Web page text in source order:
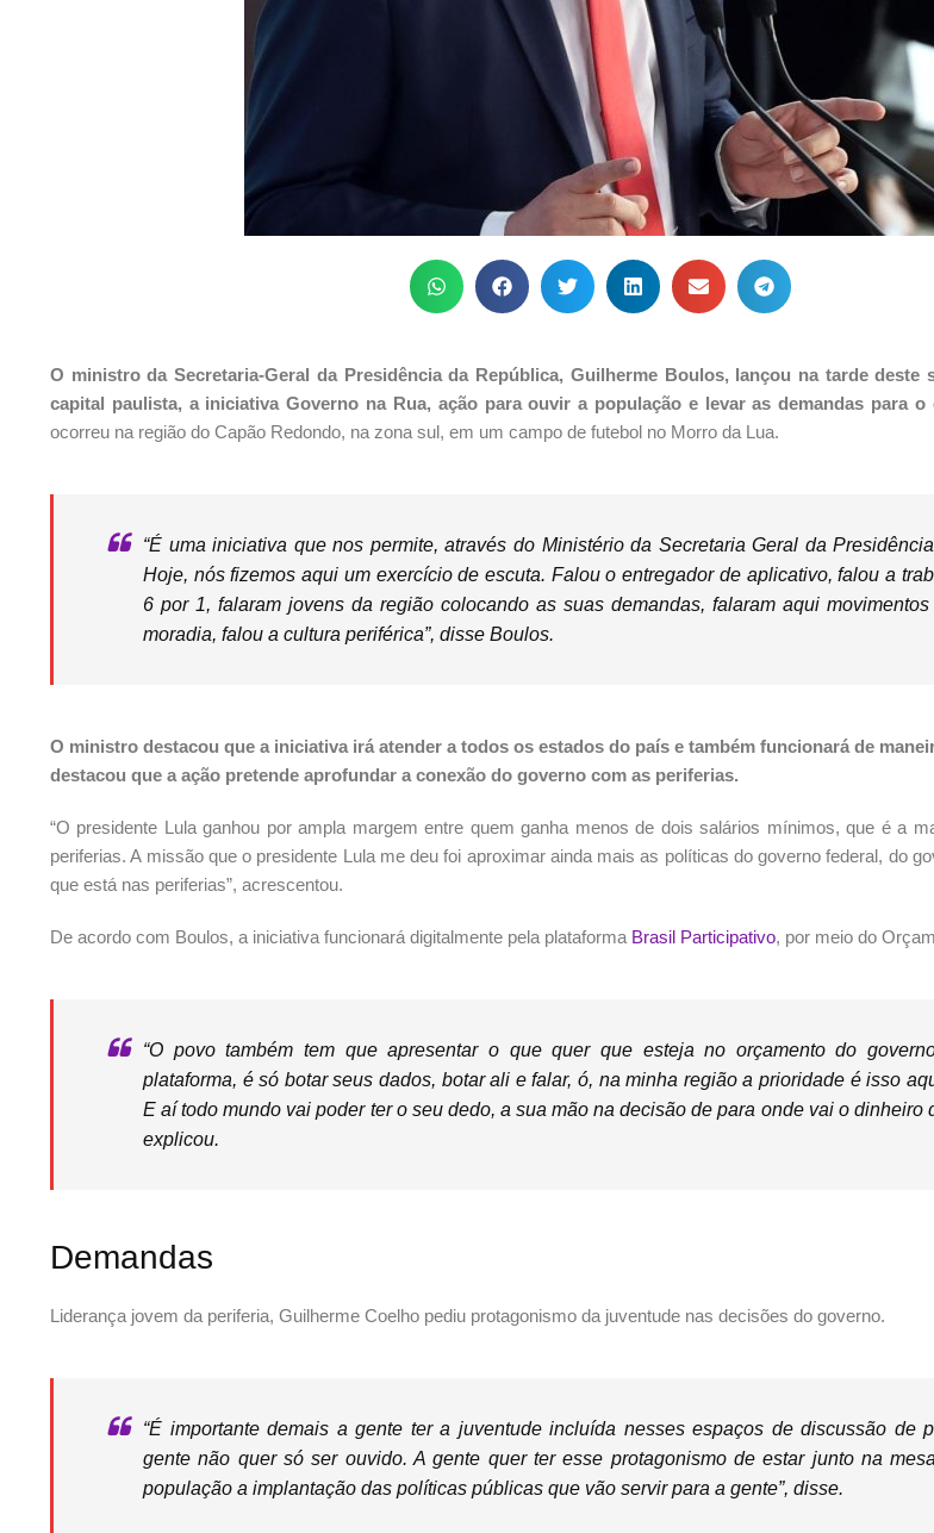
O ministro da Secretaria-Geral da Presidência da República, Guilherme Boulos, lançou na tarde deste
capital paulista, a iniciativa Governo na Rua, ação para ouvir a população e levar as demandas para
ocorreu na região do Capão Redondo, na zona sul, em um campo de futebol no Morro da Lua.
“É uma iniciativa que nos permite, através do Ministério da Secretaria Geral da
Hoje, nós fizemos aqui um exercício de escuta. Falou o entregador de aplicativo, falou a
6 por 1, falaram jovens da região colocando as suas demandas, falaram aqui
moradia, falou a cultura periférica”, disse Boulos.
O ministro destacou que a iniciativa irá atender a todos os estados do país e também funcionará de
destacou que a ação pretende aprofundar a conexão do governo com as periferias.
“O presidente Lula ganhou por ampla margem entre quem ganha menos de dois salários mínimos, que é a
periferias. A missão que o presidente Lula me deu foi aproximar ainda mais as políticas do governo federal, do
que está nas periferias”, acrescentou.
De acordo com Boulos, a iniciativa funcionará digitalmente pela plataforma Brasil Participativo, por meio do
“O povo também tem que apresentar o que quer que esteja no orçamento do
plataforma, é só botar seus dados, botar ali e falar, ó, na minha região a prioridade é isso
E aí todo mundo vai poder ter o seu dedo, a sua mão na decisão de para onde vai o dinheiro
explicou.
Demandas
Liderança jovem da periferia, Guilherme Coelho pediu protagonismo da juventude nas decisões do governo.
“É importante demais a gente ter a juventude incluída nesses espaços de discussão de
gente não quer só ser ouvido. A gente quer ter esse protagonismo de estar junto na
população a implantação das políticas públicas que vão servir para a gente”, disse.